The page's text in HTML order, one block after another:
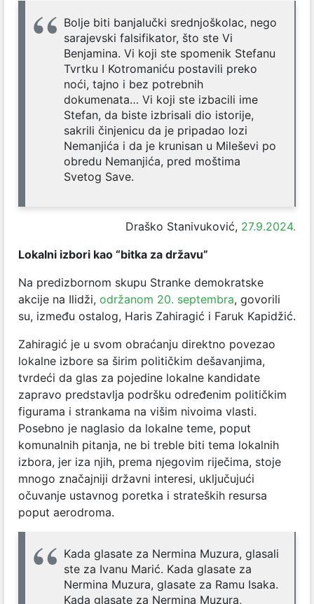
Bolje biti banjalučki srednjoškolac, nego
sarajevski falsifikator, što ste Vi
Benjamina. Vi koji ste spomenik Stefanu
Tvrtku I Kotromaniću postavili preko
noći, tajno i bez potrebnih
dokumenata… Vi koji ste izbacili ime
Stefan, da biste izbrisali dio istorije,
sakrili činjenicu da je pripadao lozi
Nemanjića i da je krunisan u Mileševi po
obredu Nemanjića, pred moštima
Svetog Save.
Draško Stanivuković, 27.9.2024.
Lokalni izbori kao “bitka za državu”
Na predizbornom skupu Stranke demokratske
akcije na Ilidži, održanom 20. septembra, govorili
su, između ostalog, Haris Zahiragić i Faruk Kapidžić.
Zahiragić je u svom obraćanju direktno povezao
lokalne izbore sa širim političkim dešavanjima,
tvrdeći da glas za pojedine lokalne kandidate
zapravo predstavlja podršku određenim političkim
figurama i strankama na višim nivoima vlasti.
Posebno je naglasio da lokalne teme, poput
komunalnih pitanja, ne bi treble biti tema lokalnih
izbora, jer iza njih, prema njegovim riječima, stoje
mnogo značajniji državni interesi, uključujući
očuvanje ustavnog poretka i strateških resursa
poput aerodroma.
Kada glasate za Nermina Muzura, glasali
ste za Ivanu Marić. Kada glasate za
Nermina Muzura, glasate za Ramu Isaka.
Kada glasate za Nermina Muzura,